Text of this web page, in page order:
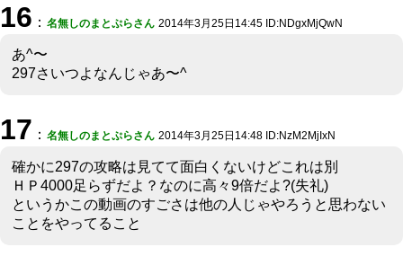
16 ： 名無しのまとぷらさん 2014年3月25日14:45 ID:NDgxMjQwN
あ^〜
297さいつよなんじゃあ〜^
17 ： 名無しのまとぷらさん 2014年3月25日14:48 ID:NzM2MjIxN
確かに297の攻略は見てて面白くないけどこれは別
ＨＰ4000足らずだよ？なのに高々9倍だよ?(失礼)
というかこの動画のすごさは他の人じゃやろうと思わない
ことをやってること